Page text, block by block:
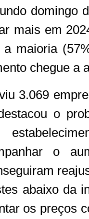
domingo
mais em
a maioria
chegue a
3.069
o
o
abaixo da
os preços